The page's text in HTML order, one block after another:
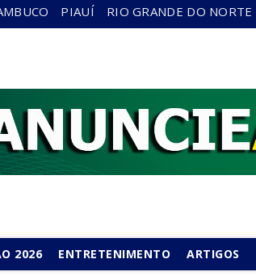
PIAUÍ RIO GRANDE DO NORTE
2026 ENTRETENIMENTO ARTIGOS